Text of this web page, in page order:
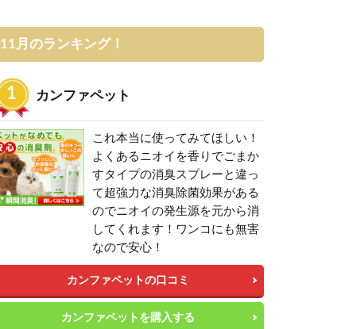
11月のランキング！
カンファペット
これ本当に使ってみてほしい！
よくあるニオイを香りでごまか
すタイプの消臭スプレーと違っ
て超強力な消臭除菌効果がある
のでニオイの発生源を元から消
してくれます！ワンコにも無害
なので安心！
カンファペットの口コミ
カンファペットを購入する